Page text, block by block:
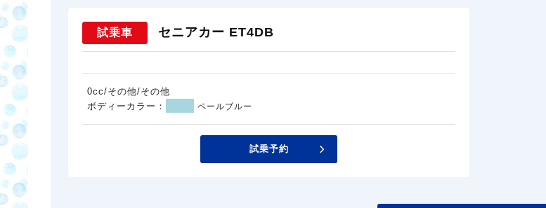
試乗車 セニアカー ET4DB
0cc/その他/その他
ボディーカラー：
ペールブルー
試乗予約